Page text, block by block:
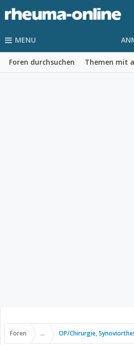
MENU
Foren durchsuchen Themen mit
Foren ... OP/Chirurgie,